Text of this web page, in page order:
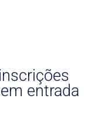
entrada